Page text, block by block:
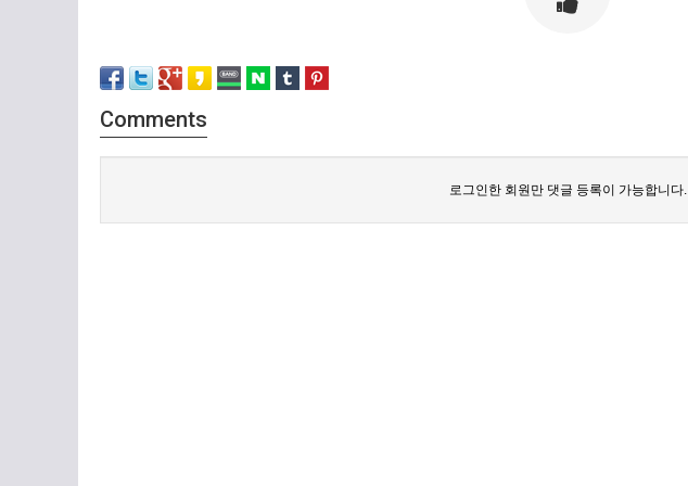
Comments
로그인한 회원만 댓글 등록이 가능합니다.